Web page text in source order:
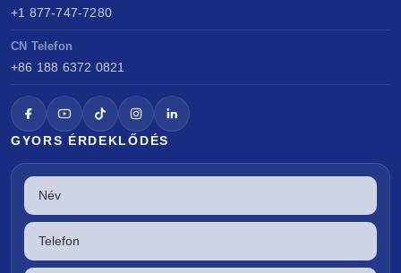
+1 877-747-7280
CN Telefon
+86 188 6372 0821
GYORS ÉRDEKLŐDÉS